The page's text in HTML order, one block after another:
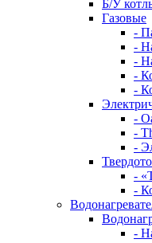
Б/У
Газовые
-
-
-
-
-
-
-
-
-
-
-